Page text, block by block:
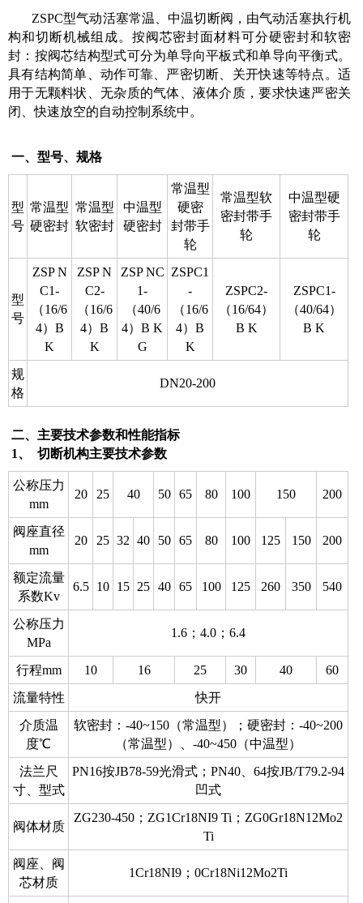
ZSPC型气动活塞常温、中温切断阀，由气动活塞执行机
构和切断机械组成。按阀芯密封面材料可分硬密封和软密
封：按阀芯结构型式可分为单导向平板式和单导向平衡式。
具有结构简单、动作可靠、严密切断、关开快速等特点。适
用于无颗料状、无杂质的气体、液体介质，要求快速严密关
闭、快速放空的自动控制系统中。
一、型号、规格
型
号
常温型
硬密封
常温型
软密封
中温型
硬密封
常温型
硬密
封带手
轮
常温型软
密封带手
轮
中温型硬
密封带手
轮
型
号
ZSP N
C1-
（16/6
4）B
K
ZSP N
C2-
（16/6
4）B
K
ZSP NC
1-
（40/6
4）B K
G
ZSPC1
-
（16/6
4）B
K
ZSPC2-
（16/64）
B K
ZSPC1-
（40/64）
B K
规
格
DN20-200
二、主要技术参数和性能指标
1、 切断机构主要技术参数
公称压力
mm
20 25 40 50 65 80 100 150 200
阀座直径
mm
20 25 32 40 50 65 80 100 125 150 200
额定流量
系数Kv
6.5 10 15 25 40 65 100 125 260 350 540
公称压力
MPa
1.6；4.0；6.4
行程mm 10 16 25 30 40
60
流量特性
快开
介质温
度℃
软密封：-40~150（常温型）；硬密封：-40~200
（常温型）、-40~450（中温型）
法兰尺
寸、型式
PN16按JB78-59光滑式；PN40、64按JB/T79.2-94
凹式
阀体材质
ZG230-450；ZG1Cr18NI9 Ti；ZG0Gr18N12Mo2
Ti
阀座、阀
芯材质
1Cr18NI9；0Cr18Ni12Mo2Ti